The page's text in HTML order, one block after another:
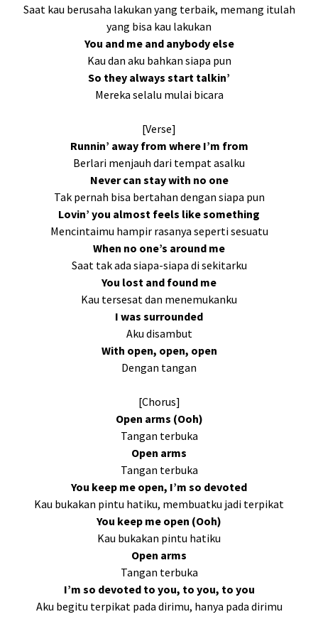
Saat kau berusaha lakukan yang terbaik, memang itulah
yang bisa kau lakukan
You and me and anybody else
Kau dan aku bahkan siapa pun
So they always start talkin’
Mereka selalu mulai bicara
[Verse]
Runnin’ away from where I’m from
Berlari menjauh dari tempat asalku
Never can stay with no one
Tak pernah bisa bertahan dengan siapa pun
Lovin’ you almost feels like something
Mencintaimu hampir rasanya seperti sesuatu
When no one’s around me
Saat tak ada siapa-siapa di sekitarku
You lost and found me
Kau tersesat dan menemukanku
I was surrounded
Aku disambut
With open, open, open
Dengan tangan
[Chorus]
Open arms (Ooh)
Tangan terbuka
Open arms
Tangan terbuka
You keep me open, I’m so devoted
Kau bukakan pintu hatiku, membuatku jadi terpikat
You keep me open (Ooh)
Kau bukakan pintu hatiku
Open arms
Tangan terbuka
I’m so devoted to you, to you, to you
Aku begitu terpikat pada dirimu, hanya pada dirimu